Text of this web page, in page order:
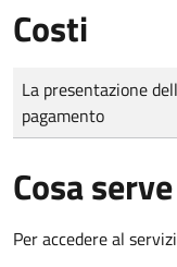
Costi
Tipo di pagamento
Importo
La presentazione
pagamento
Cosa serve
Per accedere al